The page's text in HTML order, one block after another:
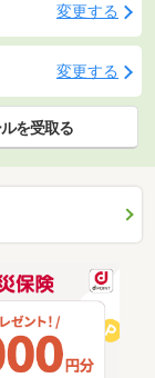
変更する
変更する
を受取る